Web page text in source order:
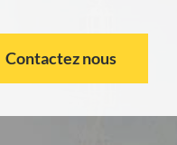
Contactez nous